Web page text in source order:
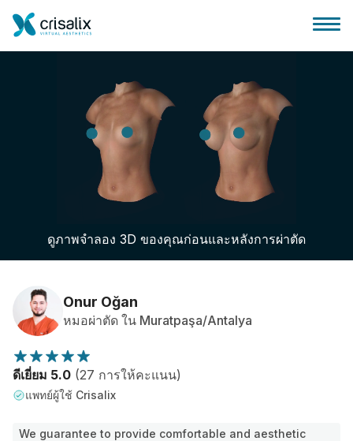
บ้านของหมอผ่าตัด
แพลตฟอร์มธุรกิจ 3D
แผน
ความคิดเห็นของคนไข้
ดูภาพจำลอง 3D ของคุณก่อนและหลังการผ่าตัด
Onur Oğan
หมอผ่าตัด ใน Muratpaşa/Antalya
ดีเยี่ยม 5.0 (27 การให้คะแนน)
แพทย์ผู้ใช้ Crisalix
We guarantee to provide comfortable and aesthetic